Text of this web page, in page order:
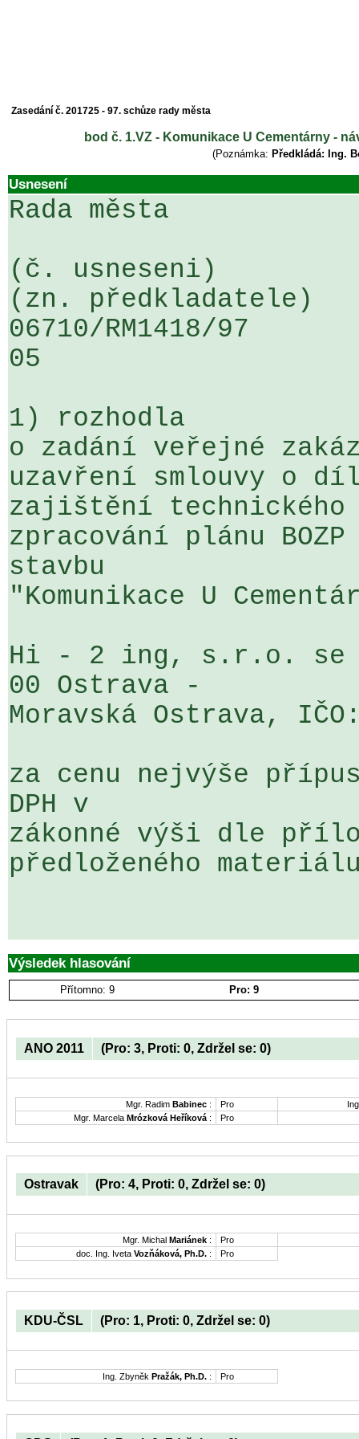
Zasedání č. 201725 - 97. schůze rady města
bod č. 1.VZ - Komunikace U Cementárny -
(Poznámka: Předkládá: Ing.
Usnesení
Rada města
(č. usneseni)
(zn. předkladatele)
06710/RM1418/
05
1) rozhodla
o zadání veřejné
uzavření smlouvy o
zajištění
zpracování plánu
stavbu
"Komunikace U
Hi - 2 ing, s.r.o. se
00 Ostrava -
Moravská Ostrava,
za cenu nejvýše
DPH v
zákonné výši dle
předloženého
Výsledek hlasování
Přítomno: 9 Pro: 9
ANO 2011 (Pro: 3, Proti: 0, Zdržel se: 0)
Mgr. Radim Babinec : Pro
Mgr. Marcela Mrózková Heříková : Pro
Ostravak (Pro: 4, Proti: 0, Zdržel se: 0)
Mgr. Michal Mariánek :
Pro
doc. Ing. Iveta Vozňáková, Ph.D. : Pro
KDU-ČSL (Pro: 1, Proti: 0, Zdržel se: 0)
Ing. Zbyněk Pražák, Ph.D. : Pro